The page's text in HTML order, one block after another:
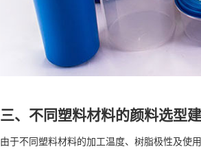
三、不同塑料材料的颜料选型
由于不同塑料材料的加工温度、树脂极性及使